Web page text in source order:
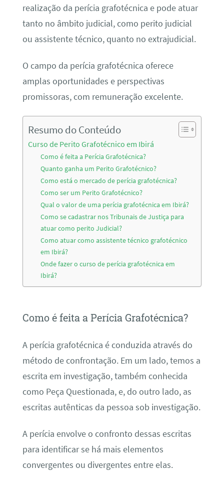
realização da perícia grafotécnica e pode atuar
tanto no âmbito judicial, como perito judicial
ou assistente técnico, quanto no extrajudicial.
O campo da perícia grafotécnica oferece
amplas oportunidades e perspectivas
promissoras, com remuneração excelente.
Resumo do Conteúdo
Curso de Perito Grafotécnico em Ibirá
Como é feita a Perícia Grafotécnica?
Quanto ganha um Perito Grafotécnico?
Como está o mercado de perícia grafotécnica?
Como ser um Perito Grafotécnico?
Qual o valor de uma perícia grafotécnica em Ibirá?
Como se cadastrar nos Tribunais de Justiça para
atuar como perito Judicial?
Como atuar como assistente técnico grafotécnico
em Ibirá?
Onde fazer o curso de perícia grafotécnica em
Ibirá?
Como é feita a Perícia Grafotécnica?
A perícia grafotécnica é conduzida através do
método de confrontação. Em um lado, temos a
escrita em investigação, também conhecida
como Peça Questionada, e, do outro lado, as
escritas autênticas da pessoa sob investigação.
A perícia envolve o confronto dessas escritas
para identificar se há mais elementos
convergentes ou divergentes entre elas.